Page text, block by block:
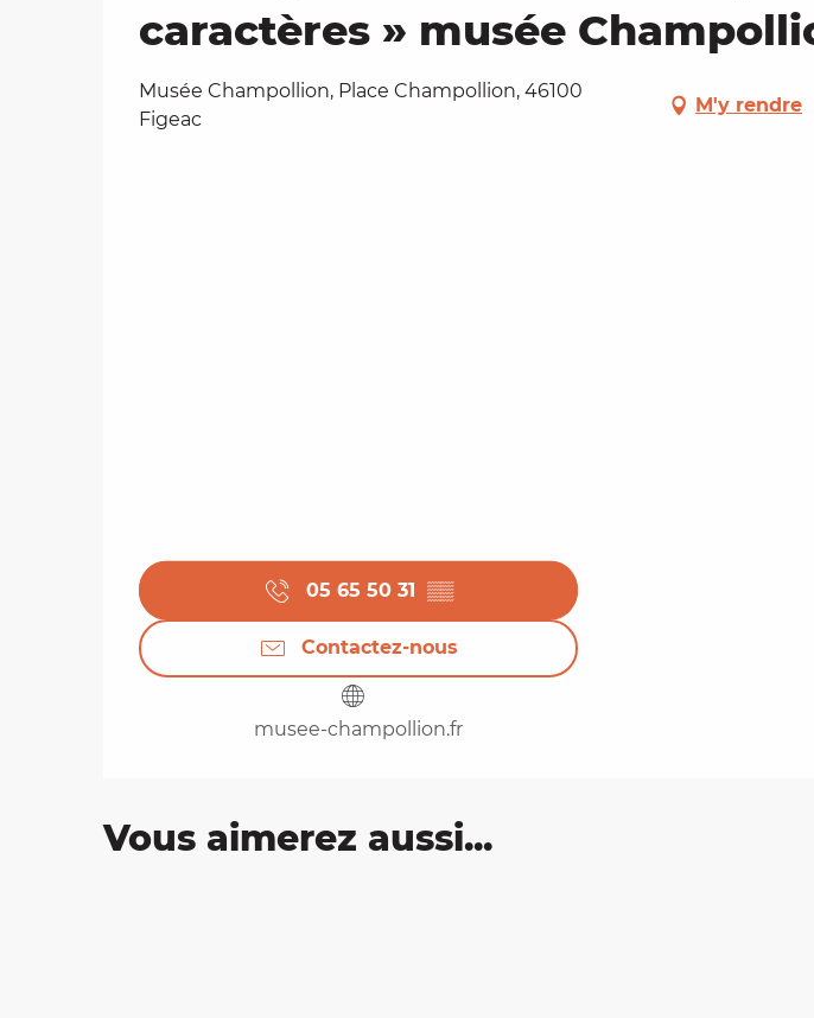
caractères » musée
Musée Champollion, Place Champollion, 46100
Figeac
M'y rendre
05 65 50 31 ▒▒
Contactez-nous
musee-champollion.fr
Vous aimerez aussi...